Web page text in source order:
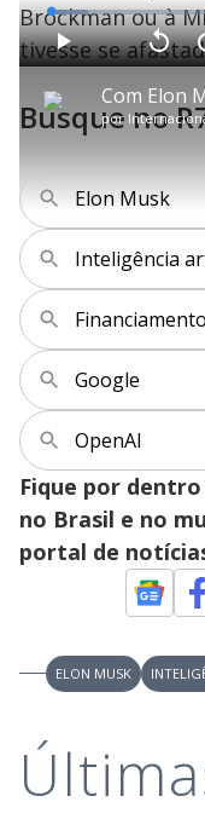
Brockman ou à
tivesse se
por
P V
l
t
a
r
1
u
n
o
n
u
o
L
o
a
d
e
.
8
Busque no
Elon Musk
Inteligência
Financiamento
Google
OpenAI
Fique por
no Brasil e no
portal de
ELON MUSK